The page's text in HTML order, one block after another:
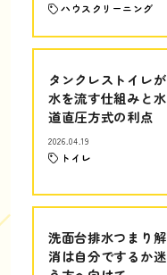
ハウスクリーニング
タンクレストイレが
水を流す仕組みと水
道直圧方式の利点
2026.04.19
トイレ
洗面台排水つまり解
消は自分でするか迷